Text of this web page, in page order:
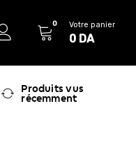
0 Votre panier
0 DA
Produits vus
récemment